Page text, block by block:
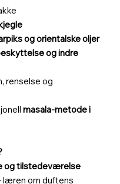
og orientalske oljer
og indre
renselse og
masala-metode i
og tilstedeværelse
læren om duftens